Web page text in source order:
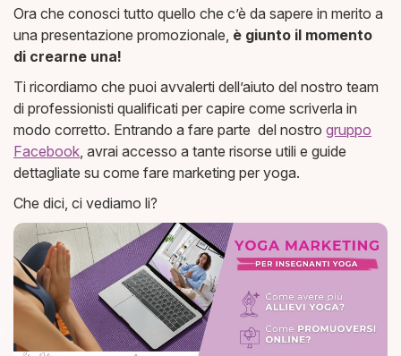
Ora che conosci tutto quello che c’è da sapere in merito a
una presentazione promozionale, è giunto il momento
di crearne una!
Ti ricordiamo che puoi avvalerti dell’aiuto del nostro team
di professionisti qualificati per capire come scriverla in
modo corretto. Entrando a fare parte del nostro gruppo
Facebook , avrai accesso a tante risorse utili e guide
dettagliate su come fare marketing per yoga.
Che dici, ci vediamo li?